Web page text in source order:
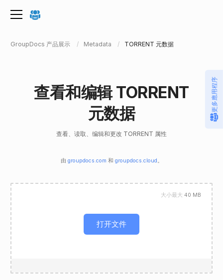
GroupDocs 产品展示 Metadata TORRENT 元数据
查看和编辑 TORRENT
元数据
查看、读取、编辑和更改 TORRENT 属性
由 groupdocs.com 和 groupdocs.cloud 。
打开文件
大小最大 40 MB
更多應用程序